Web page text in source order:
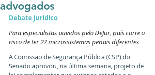
advogados
Debate Jurídico
Para especialistas ouvidos pelo DeJur, país corre o
risco de ter 27 microssistemas penais diferentes
A Comissão de Segurança Pública (CSP) do
Senado aprovou, na última semana, projeto de